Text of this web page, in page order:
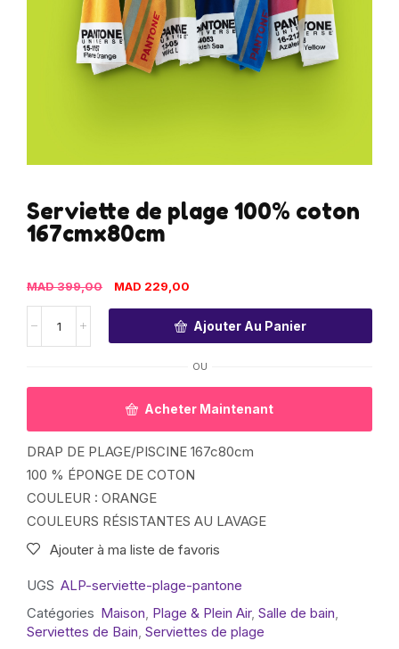
Serviette de plage 100% coton
167cmx80cm
MAD399,00 MAD 229,00
Ajouter Au Panier
OU
Acheter Maintenant
DRAP DE PLAGE/PISCINE 167c80cm
100 % ÉPONGE DE COTON
COULEUR : ORANGE
COULEURS RÉSISTANTES AU LAVAGE
Ajouter à ma liste de favoris
UGS ALP-serviette-plage-pantone
Catégories Maison, Plage & Plein Air, Salle de bain,
Serviettes de Bain, Serviettes de plage